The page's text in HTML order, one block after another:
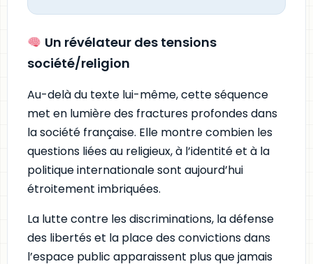
Un révélateur des tensions
société/religion
Au-delà du texte lui-même, cette séquence
met en lumière des fractures profondes dans
la société française. Elle montre combien les
questions liées au religieux, à l’identité et à la
politique internationale sont aujourd’hui
étroitement imbriquées.
La lutte contre les discriminations, la défense
des libertés et la place des convictions dans
l’espace public apparaissent plus que jamais